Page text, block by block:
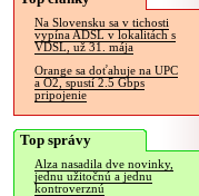
Na Slovensku sa v tichosti
vypína ADSL v lokalitách s
VDSL, už 31. mája
Orange sa doťahuje na UPC
a O2, spustí 2.5 Gbps
pripojenie
Top správy
Alza nasadila dve novinky,
jednu užitočnú a jednu
kontroverznú